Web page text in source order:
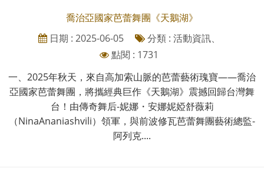
喬治亞國家芭蕾舞團《天鵝湖》
日期 : 2025-06-05
分類 : 活動資訊、
點閱 : 1731
一、2025年秋天，來自高加索山脈的芭蕾藝術瑰寶——喬治
亞國家芭蕾舞團，將攜經典巨作《天鵝湖》震撼回歸台灣舞
台！由傳奇舞后-妮娜・安娜妮婭舒薇莉
（NinaAnaniashvili）領軍，與前波修瓦芭蕾舞團藝術總監-
阿列克....